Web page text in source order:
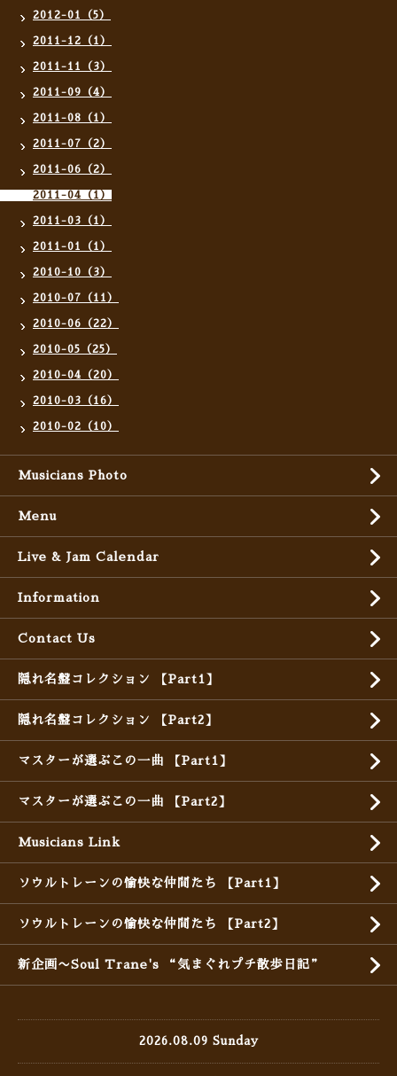
2012-01（5）
2011-12（1）
2011-11（3）
2011-09（4）
2011-08（1）
2011-07（2）
2011-06（2）
2011-04（1）
2011-03（1）
2011-01（1）
2010-10（3）
2010-07（11）
2010-06（22）
2010-05（25）
2010-04（20）
2010-03（16）
2010-02（10）
Musicians Photo
Menu
Live & Jam Calendar
Information
Contact Us
隠れ名盤コレクション 【Part1】
隠れ名盤コレクション 【Part2】
マスターが選ぶこの一曲 【Part1】
マスターが選ぶこの一曲 【Part2】
Musicians Link
ソウルトレーンの愉快な仲間たち 【Part1】
ソウルトレーンの愉快な仲間たち 【Part2】
新企画〜Soul Trane's “気まぐれプチ散歩日記”
2026.08.09 Sunday